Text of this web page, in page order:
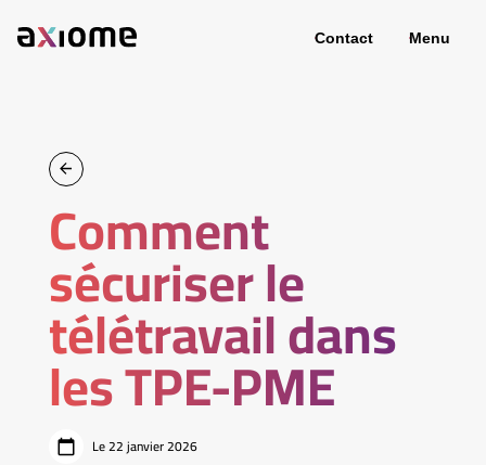
Contact Menu
Comment
sécuriser le
télétravail dans
les TPE-PME
Le 22 janvier 2026